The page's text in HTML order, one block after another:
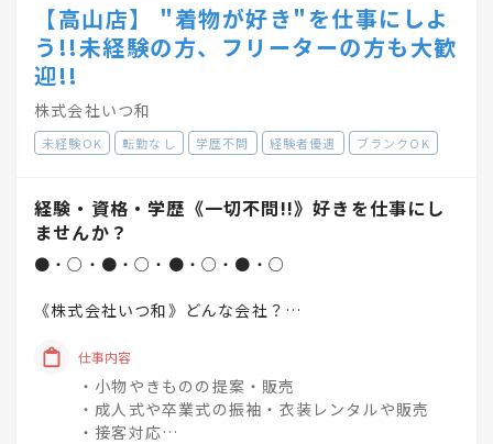
【高山店】 "着物が好き"を仕事にしよ
う!!未経験の方、フリーターの方も大歓
迎!!
株式会社いつ和
未経験OK 転勤なし 学歴不問 経験者優遇 ブランクOK
経験・資格・学歴《一切不問!!》好きを仕事にし
ませんか？
●・○・●・○・●・○・●・○
《株式会社いつ和》どんな会社？
「一人でも多く、一度でも多く、
着物着姿を増やしていく」
という理念を掲げています♪
仕事内容
・小物やきものの提案・販売
・成人式や卒業式の振袖・衣装レンタルや販売
・接客対応